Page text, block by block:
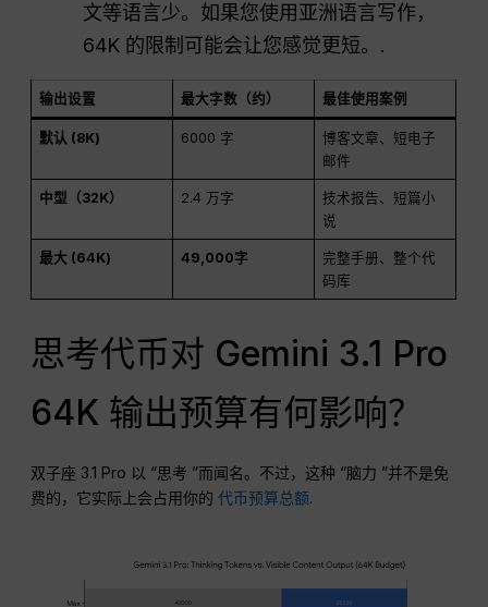
文等语言少。如果您使用亚洲语言写作，
64K 的限制可能会让您感觉更短。.
输出设置 最大字数（约） 最佳使用案例
默认 (8K) 6000 字
博客文章、短电子
邮件
中型（32K） 2.4 万字
技术报告、短篇小
说
最大 (64K) 49,000字
完整手册、整个代
码库
思考代币对 Gemini 3.1 Pro
64K 输出预算有何影响？
双子座 3.1 Pro 以 “思考 ”而闻名。不过，这种 “脑力 ”并不是免
费的，它实际上会占用你的代币预算总额.